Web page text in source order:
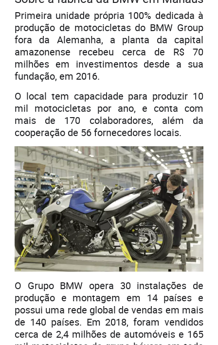
Primeira unidade própria 100% dedicada à
produção de motocicletas do BMW Group
fora da Alemanha, a planta da capital
amazonense recebeu cerca de R$ 70
milhões em investimentos desde a sua
fundação, em 2016.
O local tem capacidade para produzir 10
mil motocicletas por ano, e conta com
mais de 170 colaboradores, além da
cooperação de 56 fornecedores locais.
O Grupo BMW opera 30 instalações de
produção e montagem em 14 países e
possui uma rede global de vendas em mais
de 140 países. Em 2018, foram vendidos
cerca de 2,4 milhões de automóveis e 165